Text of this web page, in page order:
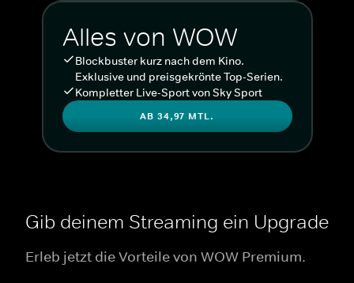
Alles von WOW
Blockbuster kurz nach dem Kino.
Exklusive und preisgekrönte Top-Serien.
Kompletter Live-Sport von Sky Sport
AB 34,97 MTL.
Gib deinem Streaming ein Upgrade
Erleb jetzt die Vorteile von WOW Premium.